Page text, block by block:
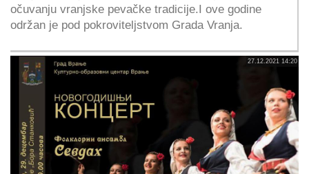
očuvanju vranjske pevačke tradicije.I ove godine
održan je pod pokroviteljstvom Grada Vranja.
27.12.2021 14:20